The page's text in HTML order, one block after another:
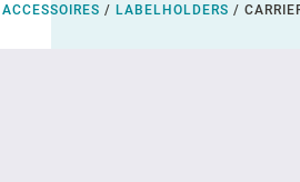
ACCESSOIRES / LABELHOLDERS /